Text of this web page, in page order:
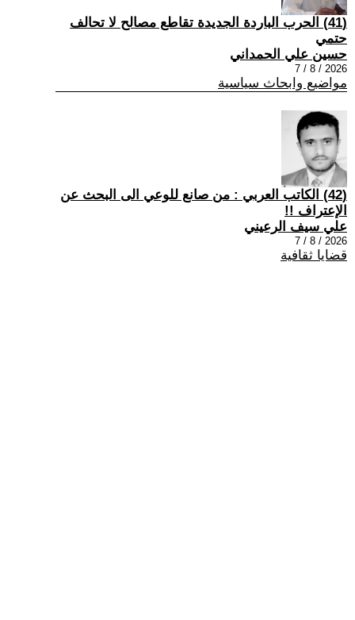
(41) الحرب الباردة الجديدة تقاطع مصالح لا تحالف
حتمي
حسين علي الحمداني
2026 / 8 / 7
مواضيع وابحاث سياسية
(42) الكاتب العربي : من صانع للوعي الى البحث عن
الإعتراف !!
علي سيف الرعيني
2026 / 8 / 7
قضايا ثقافية